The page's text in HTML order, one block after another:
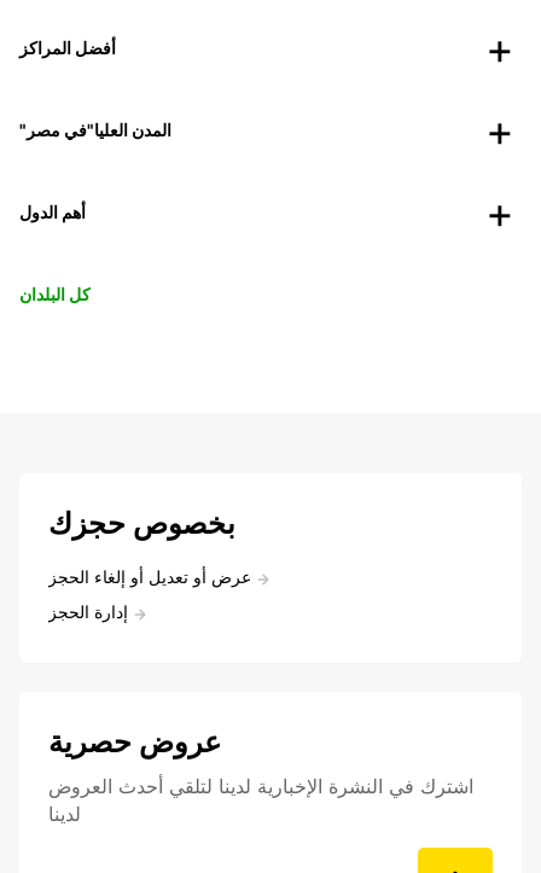
أفضل المراكز
"المدن العليا"في مصر
أهم الدول
كل البلدان
بخصوص حجزك
عرض أو تعديل أو إلغاء الحجز
إدارة الحجز
عروض حصرية
اشترك في النشرة الإخبارية لدينا لتلقي أحدث العروض
لدينا